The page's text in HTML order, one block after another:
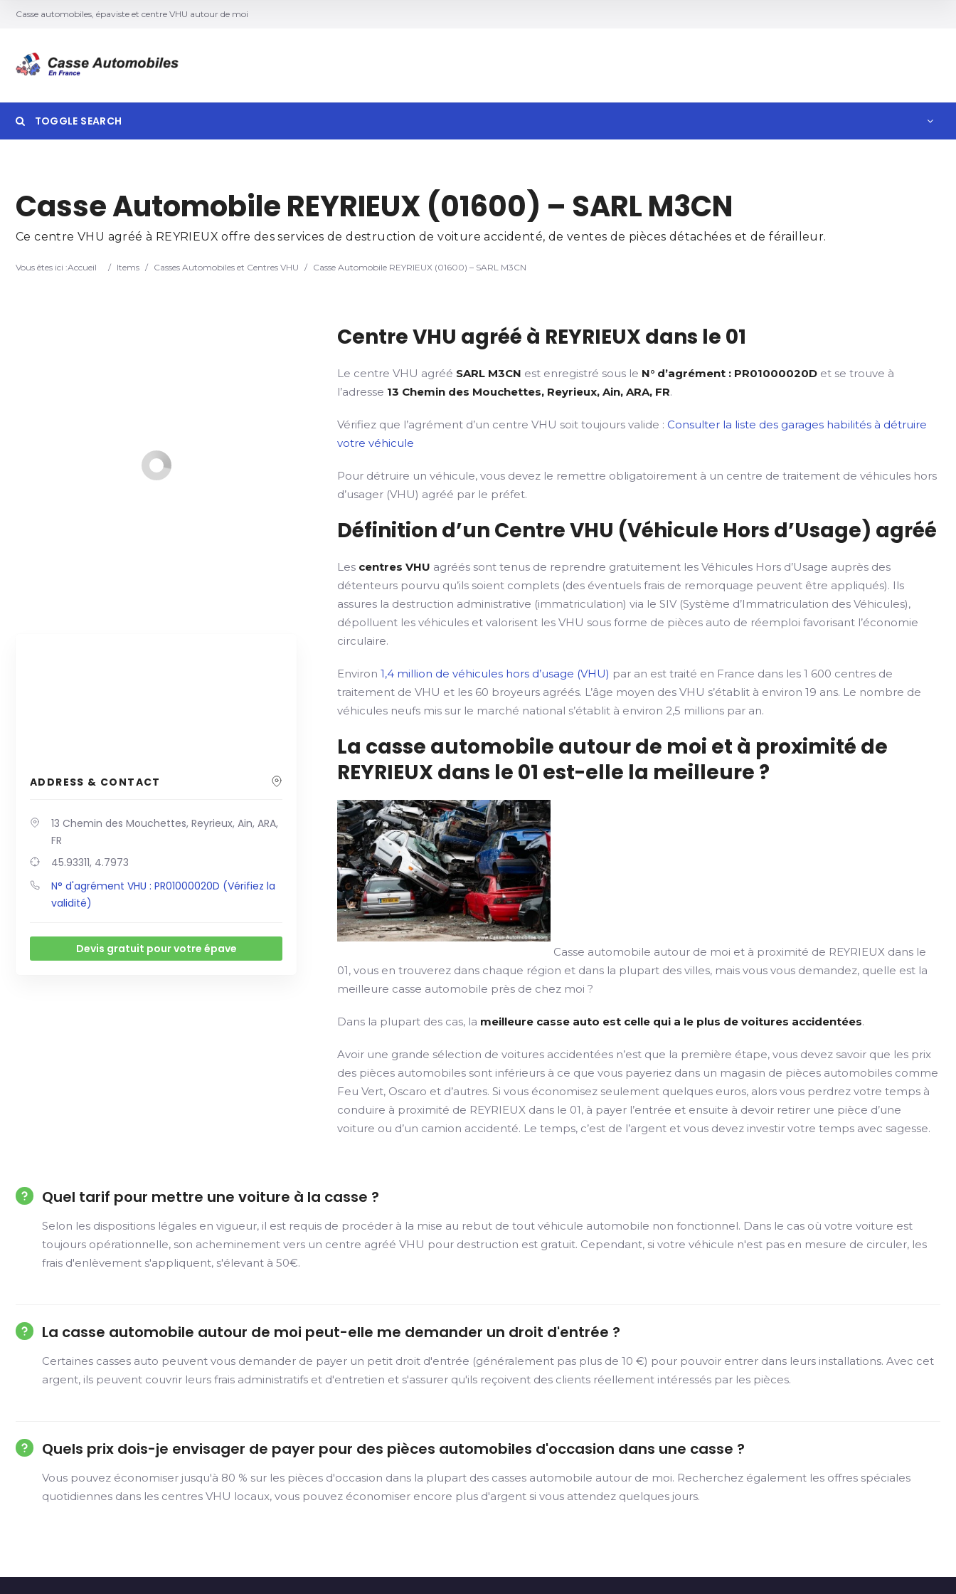
Casse automobiles, épaviste et centre VHU autour de moi
TOGGLE SEARCH
Search
Casse Automobile REYRIEUX (01600) – SARL M3CN
Ce centre VHU agréé à REYRIEUX offre des services de destruction de voiture accidenté, de ventes de pièces détachées et de férailleur.
Vous êtes ici :Accueil / Items / Casses Automobiles et Centres VHU / Casse Automobile REYRIEUX (01600) – SARL M3CN
ADDRESS & CONTACT
13 Chemin des Mouchettes, Reyrieux, Ain, ARA,
FR
45.93311, 4.7973
N° d'agrément VHU : PR01000020D (Vérifiez la
validité)
Devis gratuit pour votre épave
Centre VHU agréé à REYRIEUX dans le 01
Le centre VHU agréé SARL M3CN est enregistré sous le N° d’agrément : PR01000020D et se trouve à
l’adresse 13 Chemin des Mouchettes, Reyrieux, Ain, ARA, FR.
Vérifiez que l’agrément d’un centre VHU soit toujours valide : Consulter la liste des garages habilités à détruire
votre véhicule
Pour détruire un véhicule, vous devez le remettre obligatoirement à un centre de traitement de véhicules hors
d’usager (VHU) agréé par le préfet.
Définition d’un Centre VHU (Véhicule Hors d’Usage) agréé
Les centres VHU agréés sont tenus de reprendre gratuitement les Véhicules Hors d’Usage auprès des
détenteurs pourvu qu’ils soient complets (des éventuels frais de remorquage peuvent être appliqués). Ils
assures la destruction administrative (immatriculation) via le SIV (Système d’Immatriculation des Véhicules),
dépolluent les véhicules et valorisent les VHU sous forme de pièces auto de réemploi favorisant l’économie
circulaire.
Environ1,4 million de véhicules hors d’usage (VHU) par an est traité en France dans les 1 600 centres de
traitement de VHU et les 60 broyeurs agréés. L’âge moyen des VHU s’établit à environ 19 ans. Le nombre de
véhicules neufs mis sur le marché national s’établit à environ 2,5 millions par an.
La casse automobile autour de moi et à proximité de
REYRIEUX dans le 01 est-elle la meilleure ?
Casse automobile autour de moi et à proximité de REYRIEUX dans le
01, vous en trouverez dans chaque région et dans la plupart des villes, mais vous vous demandez, quelle est la
meilleure casse automobile près de chez moi ?
Dans la plupart des cas, la meilleure casse auto est celle qui a le plus de voitures accidentées.
Avoir une grande sélection de voitures accidentées n’est que la première étape, vous devez savoir que les prix
des pièces automobiles sont inférieurs à ce que vous payeriez dans un magasin de pièces automobiles comme
Feu Vert, Oscaro et d’autres. Si vous économisez seulement quelques euros, alors vous perdrez votre temps à
conduire à proximité de REYRIEUX dans le 01, à payer l’entrée et ensuite à devoir retirer une pièce d’une
voiture ou d’un camion accidenté. Le temps, c’est de l’argent et vous devez investir votre temps avec sagesse.
Quel tarif pour mettre une voiture à la casse ?
Selon les dispositions légales en vigueur, il est requis de procéder à la mise au rebut de tout véhicule automobile non fonctionnel. Dans le cas où votre voiture est
toujours opérationnelle, son acheminement vers un centre agréé VHU pour destruction est gratuit. Cependant, si votre véhicule n'est pas en mesure de circuler, les
frais d'enlèvement s'appliquent, s'élevant à 50€.
La casse automobile autour de moi peut-elle me demander un droit d'entrée ?
Certaines casses auto peuvent vous demander de payer un petit droit d'entrée (généralement pas plus de 10 €) pour pouvoir entrer dans leurs installations. Avec cet
argent, ils peuvent couvrir leurs frais administratifs et d'entretien et s'assurer qu'ils reçoivent des clients réellement intéressés par les pièces.
Quels prix dois-je envisager de payer pour des pièces automobiles d'occasion dans une casse ?
Vous pouvez économiser jusqu'à 80 % sur les pièces d'occasion dans la plupart des casses automobile autour de moi. Recherchez également les offres spéciales
quotidiennes dans les centres VHU locaux, vous pouvez économiser encore plus d'argent si vous attendez quelques jours.